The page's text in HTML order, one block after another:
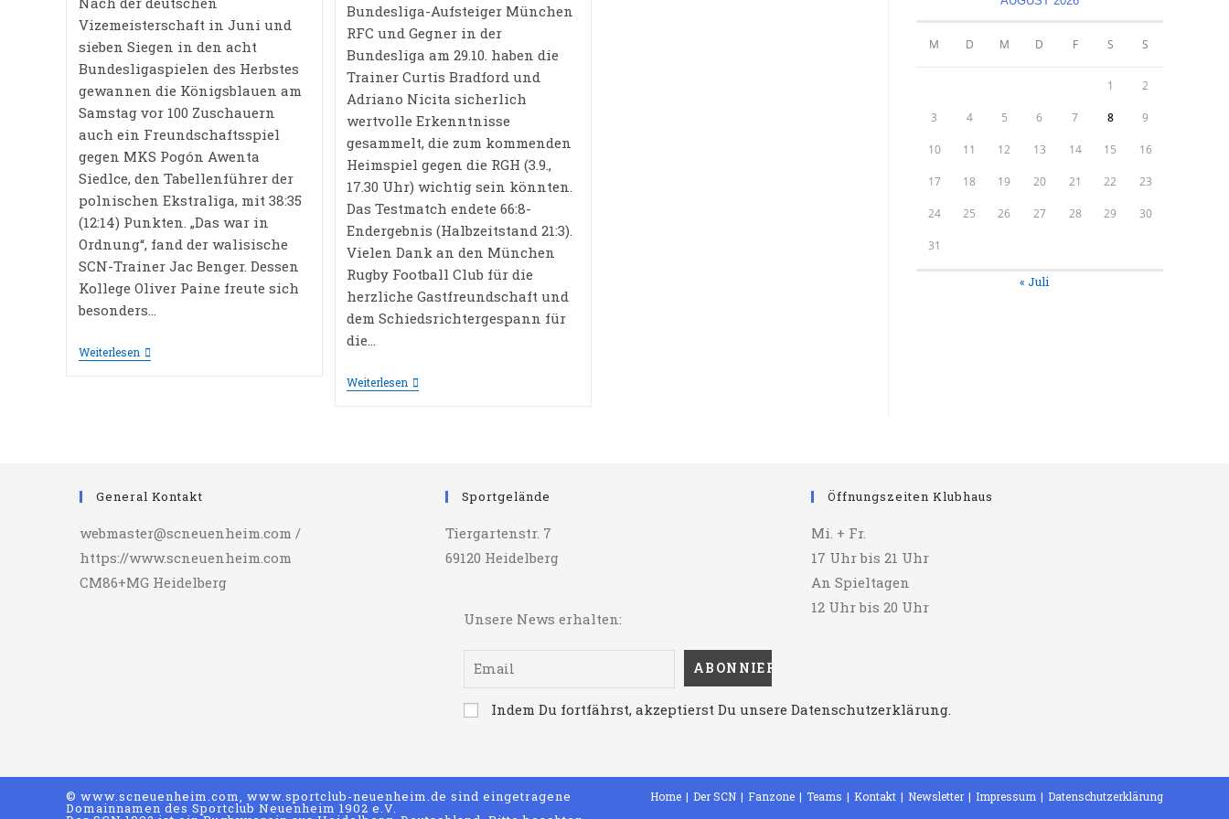
Vizemeisterschaft in Juni und
sieben Siegen in den acht
Bundesligaspielen des Herbstes
gewannen die Königsblauen am
Samstag vor 100 Zuschauern
auch ein Freundschaftsspiel
gegen MKS Pogón Awenta
Siedlce, den Tabellenführer der
polnischen Ekstraliga, mit 38:35
(12:14) Punkten. „Das war in
Ordnung“, fand der walisische
SCN-Trainer Jac Benger. Dessen
Kollege Oliver Paine freute sich
besonders…
WeiterlesenDas
Jahr
Bundesliga-Aufsteiger München
RFC und Gegner in der
Bundesliga am 29.10. haben die
Trainer Curtis Bradford und
Adriano Nicita sicherlich
wertvolle Erkenntnisse
gesammelt, die zum kommenden
Heimspiel gegen die RGH (3.9.,
17.30 Uhr) wichtig sein könnten.
Das Testmatch endete 66:8-
Endergebnis (Halbzeitstand 21:3).
Vielen Dank an den München
Rugby Football Club für die
herzliche Gastfreundschaft und
dem Schiedsrichtergespann für
die…
WeiterlesenTestspiel
Gegen
M D M D F S S
1 2
3 4 5 6 7 8 9
10 11 12 13 14 15 16
17 18 19 20 21 22 23
24 25 26 27 28 29 30
31
« Juli
General Kontakt
webmaster@scneuenheim.com /
https://www.scneuenheim.com
CM86+MG Heidelberg
Sportgelände
Tiergartenstr. 7
69120 Heidelberg
Unsere News erhalten:
Indem Du fortfährst, akzeptierst Du unsere Datenschutzerklärung.
Öffnungszeiten Klubhaus
Mi. + Fr.
17 Uhr bis 21 Uhr
An Spieltagen
12 Uhr bis 20 Uhr
Home Der SCN Fanzone Teams Kontakt Newsletter Impressum Datenschutzerklärung
© www.scneuenheim.com, www.sportclub-neuenheim.de sind eingetragene
Domainnamen des Sportclub Neuenheim 1902 e.V.